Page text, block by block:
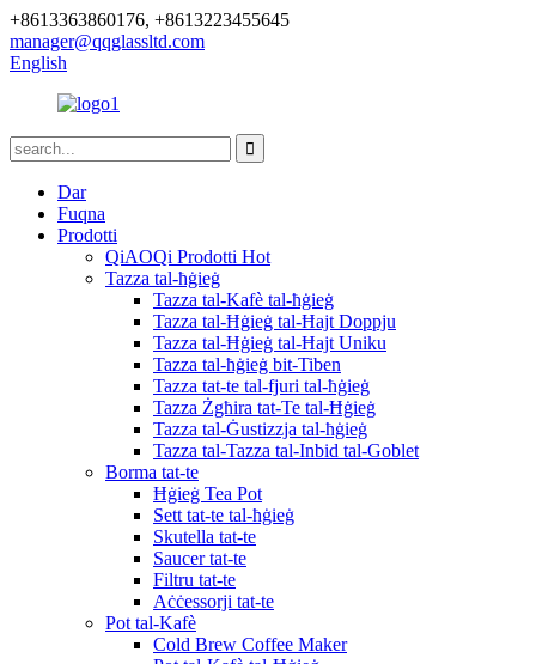
+8613363860176, +8613223455645
manager@qqglassltd.com
English
Dar
Fuqna
Prodotti
QiAOQi Prodotti Hot
Tazza tal-ħġieġ
Tazza tal-Kafè tal-ħġieġ
Tazza tal-Ħġieġ tal-Ħajt Doppju
Tazza tal-Ħġieġ tal-Ħajt Uniku
Tazza tal-ħġieġ bit-Tiben
Tazza tat-te tal-fjuri tal-ħġieġ
Tazza Żgħira tat-Te tal-Ħġieġ
Tazza tal-Ġustizzja tal-ħġieġ
Tazza tal-Tazza tal-Inbid tal-Goblet
Borma tat-te
Ħġieġ Tea Pot
Sett tat-te tal-ħġieġ
Skutella tat-te
Saucer tat-te
Filtru tat-te
Aċċessorji tat-te
Pot tal-Kafè
Cold Brew Coffee Maker